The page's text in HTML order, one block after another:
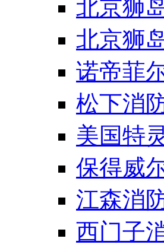
北京狮
北京狮
诺帝菲
松下消
美国特灵
保得威
江森消
西门子